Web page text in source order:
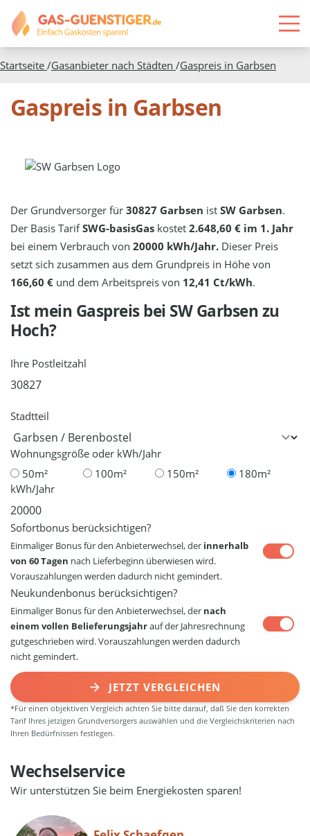
Startseite /Gasanbieter nach Städten /Gaspreis in Garbsen
Gaspreis in Garbsen
Der Grundversorger für30827 Garbsen istSW Garbsen.
Der Basis TarifSWG-basisGas kostet2.648,60 € im 1. Jahr
bei einem Verbrauch von20000 kWh/Jahr. Dieser Preis
setzt sich zusammen aus dem Grundpreis in Höhe von
166,60 € und dem Arbeitspreis von 12,41 Ct/kWh.
Ist mein Gaspreis bei SW Garbsenzu
Hoch?
Ihre Postleitzahl
Stadtteil
Wohnungsgröße oder kWh/Jahr
50m²
100m² 150m²
180m²
kWh/Jahr
Sofortbonus berücksichtigen?
Einmaliger Bonus für den Anbieterwechsel, der innerhalb
von 60 Tagen nach Lieferbeginn überwiesen wird.
Vorauszahlungen werden dadurch nicht gemindert.
Neukundenbonus berücksichtigen?
Einmaliger Bonus für den Anbieterwechsel, der nach
einem vollen Belieferungsjahrauf der Jahresrechnung
gutgeschrieben wird. Vorauszahlungen werden dadurch
nicht gemindert.
JETZT VERGLEICHEN
*Für einen objektiven Vergleich achten Sie bitte darauf, daß Sie den korrekten
Tarif Ihres jetzigen Grundversorgers auswählen und die Vergleichskriterien nach
Ihren Bedürfnissen festlegen.
Wechselservice
Wir unterstützen Sie beim Energiekosten sparen!